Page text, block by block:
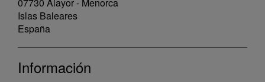
Islas Baleares
España
Información